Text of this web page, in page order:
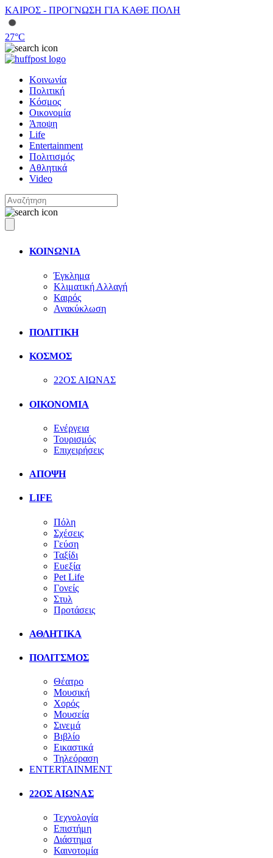
ΚΑΙΡΟΣ - ΠΡΟΓΝΩΣΗ ΓΙΑ ΚΑΘΕ ΠΟΛΗ
27°C
Κοινωνία
Πολιτική
Κόσμος
Οικονομία
Άποψη
Life
Entertainment
Πολιτισμός
Αθλητικά
Video
ΚΟΙΝΩΝΙΑ
Έγκλημα
Κλιματική Αλλαγή
Καιρός
Ανακύκλωση
ΠΟΛΙΤΙΚΗ
ΚΟΣΜΟΣ
22ΟΣ ΑΙΩΝΑΣ
ΟΙΚΟΝΟΜΙΑ
Ενέργεια
Τουρισμός
Επιχειρήσεις
ΑΠΟΨΗ
LIFE
Πόλη
Σχέσεις
Γεύση
Ταξίδι
Ευεξία
Pet Life
Γονείς
Στυλ
Προτάσεις
ΑΘΛΗΤΙΚΑ
ΠΟΛΙΤΣΜΟΣ
Θέατρο
Μουσική
Χορός
Μουσεία
Σινεμά
Βιβλίο
Εικαστικά
Τηλεόραση
ENTERTAINMENT
22ΟΣ ΑΙΩΝΑΣ
Τεχνολογία
Επιστήμη
Διάστημα
Καινοτομία